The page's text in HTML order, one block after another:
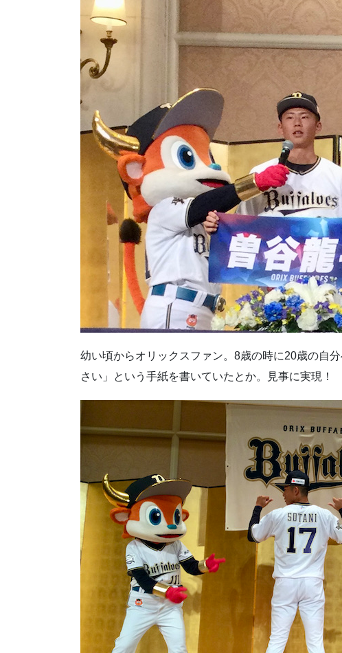
幼い頃からオリックスファン。8歳の時に20歳の自
さい」という手紙を書いていたとか。見事に実現！